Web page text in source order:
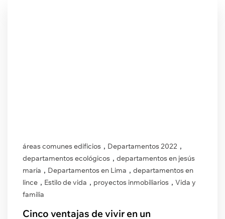
áreas comunes edificios , Departamentos 2022 ,
departamentos ecológicos , departamentos en jesús
maría , Departamentos en Lima , departamentos en
lince , Estilo de vida , proyectos inmobiliarios , Vida y
familia
Cinco ventajas de vivir en un